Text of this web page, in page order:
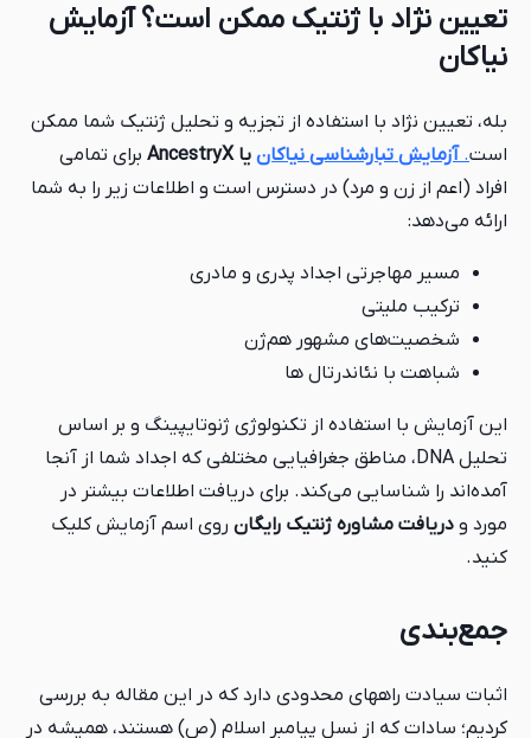
تعیین نژاد با ژنتیک ممکن است؟ آزمایش
نیاکان
بله، تعیین نژاد با استفاده از تجزیه و تحلیل ژنتیک شما ممکن
است.آزمایش تبارشناسی نیاکان یا AncestryX
برای تمامی
افراد (اعم از زن و مرد) در دسترس است و اطلاعات زیر را به شما
ارائه می‌دهد:
مسیر مهاجرتی اجداد پدری و مادری
ترکیب ملیتی
شخصیت‌های مشهور هم‌ژن
شباهت با نئاندرتال ها
این آزمایش با استفاده از تکنولوژی ژنوتایپینگ و بر اساس
تحلیل DNA، مناطق جغرافیایی مختلفی که اجداد شما از آنجا
آمده‌اند را شناسایی می‌کند. برای دریافت اطلاعات بیشتر در
مورد و دریافت مشاوره ژنتیک رایگان روی اسم آزمایش کلیک
کنید.
جمع‌بندی
اثبات سیادت راههای محدودی دارد که در این مقاله به بررسی
کردیم؛ سادات که از نسل پیامبر اسلام (ص) هستند، همیشه در